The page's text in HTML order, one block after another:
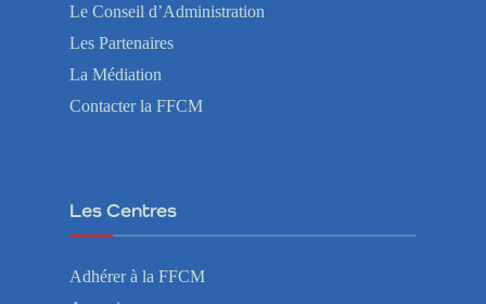
Le Conseil d’Administration
Les Partenaires
La Médiation
Contacter la FFCM
Les Centres
Adhérer à la FFCM